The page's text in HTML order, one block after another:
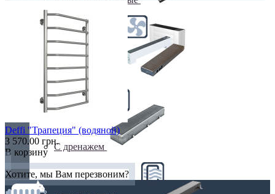
С вентилятором
С дренажем
Deffi "Трапеция" (водяной)
3 570.00 грн.
В корзину
Хотите, мы Вам перезвоним?